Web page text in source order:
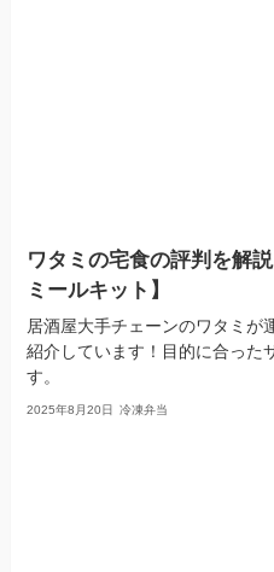
ワタミの宅食の評判を解
ミールキット】
居酒屋大手チェーンのワタミが
紹介しています！目的に合った
す。
2025年8月20日 冷凍弁当